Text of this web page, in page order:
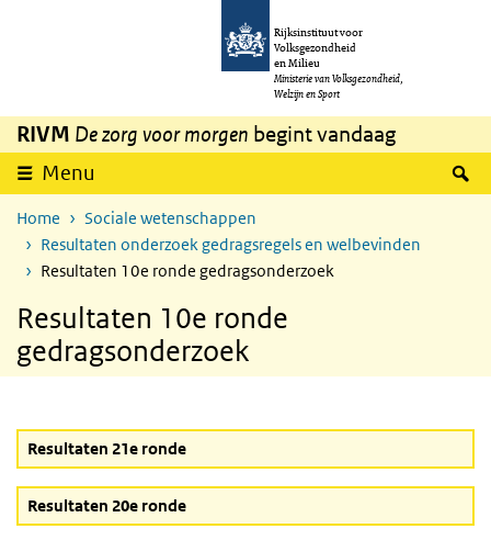
Overslaan en naar de inhoud gaan
Rijksinstituut voor
Volksgezondheid
en Milieu
Ministerie van Volksgezondheid,
Welzijn en Sport
RIVM De zorg voor morgen begint vandaag
Menu
Home
Sociale wetenschappen
Resultaten onderzoek gedragsregels en welbevinden
Resultaten 10e ronde gedragsonderzoek
Resultaten 10e ronde
gedragsonderzoek
Resultaten 21e ronde
Resultaten 20e ronde